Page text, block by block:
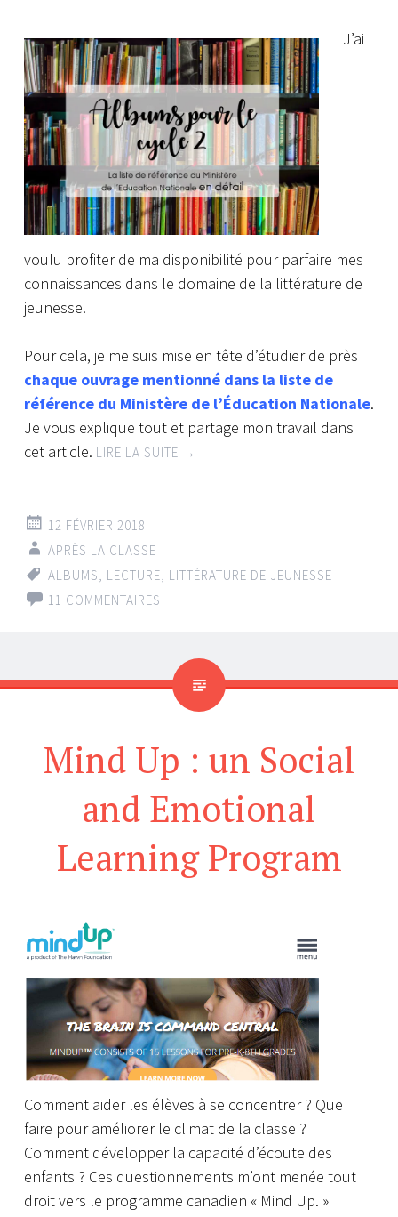
J’ai
voulu profiter de ma disponibilité pour parfaire mes
connaissances dans le domaine de la littérature de
jeunesse.
Pour cela, je me suis mise en tête d’étudier de près
chaque ouvrage mentionné dans la liste de
référence du Ministère de l’Éducation Nationale.
Je vous explique tout et partage mon travail dans
cet article. LIRE LA SUITE →
12 FÉVRIER 2018
APRÈS LA CLASSE
ALBUMS
LECTURE LITTÉRATURE DE JEUNESSE
11 COMMENTAIRES
Mind Up : un Social
and Emotional
Learning Program
Comment aider les élèves à se concentrer ? Que
faire pour améliorer le climat de la classe ?
Comment développer la capacité d’écoute des
enfants ? Ces questionnements m’ont menée tout
droit vers le programme canadien « Mind Up. »